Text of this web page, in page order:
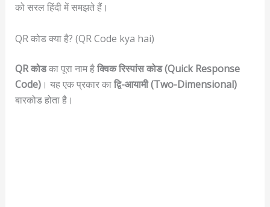
को सरल हिंदी में समझते हैं।
QR कोड क्या है? (QR Code kya hai)
QR कोडका पूरा नाम हैक्विक रिस्पांस कोड (Quick Response
Code)। यह एक प्रकार काद्वि-आयामी (Two-Dimensional)
बारकोड होता है।